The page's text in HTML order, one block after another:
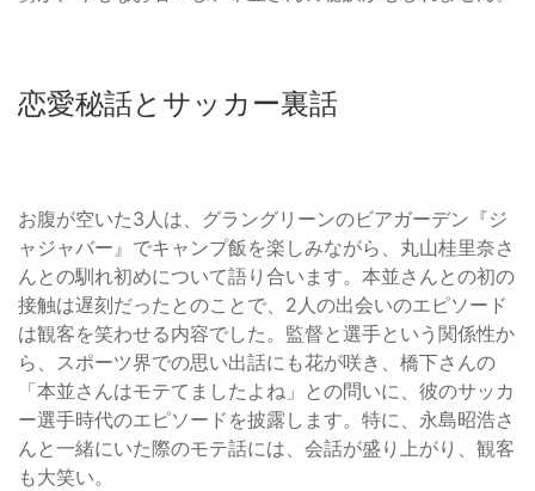
恋愛秘話とサッカー裏話
お腹が空いた3人は、グラングリーンのビアガーデン『ジ
ャジャバー』でキャンプ飯を楽しみながら、丸山桂里奈さ
んとの馴れ初めについて語り合います。本並さんとの初の
接触は遅刻だったとのことで、2人の出会いのエピソード
は観客を笑わせる内容でした。監督と選手という関係性か
ら、スポーツ界での思い出話にも花が咲き、橋下さんの
「本並さんはモテてましたよね」との問いに、彼のサッカ
ー選手時代のエピソードを披露します。特に、永島昭浩さ
んと一緒にいた際のモテ話には、会話が盛り上がり、観客
も大笑い。